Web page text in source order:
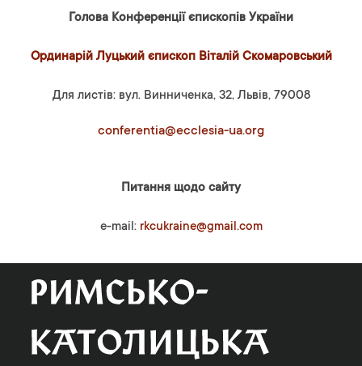
Голова Конференції єпископів України
Ординарій Луцький єпископ Віталій Скомаровський
Для листів: вул. Винниченка, 32, Львів, 79008
conferentia@ecclesia-ua.org
Питання щодо сайту
e-mail: rkcukraine@gmail.com